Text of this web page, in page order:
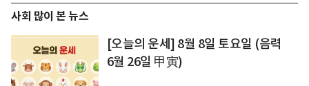
사회 많이 본 뉴스
[오늘의 운세] 8월 8일 토요일 (음력
6월 26일 甲寅)